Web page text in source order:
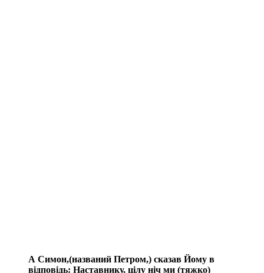
А Симон,(названий Петром,) сказав Йому в
відповідь: Наставнику, цілу ніч ми (тяжко)